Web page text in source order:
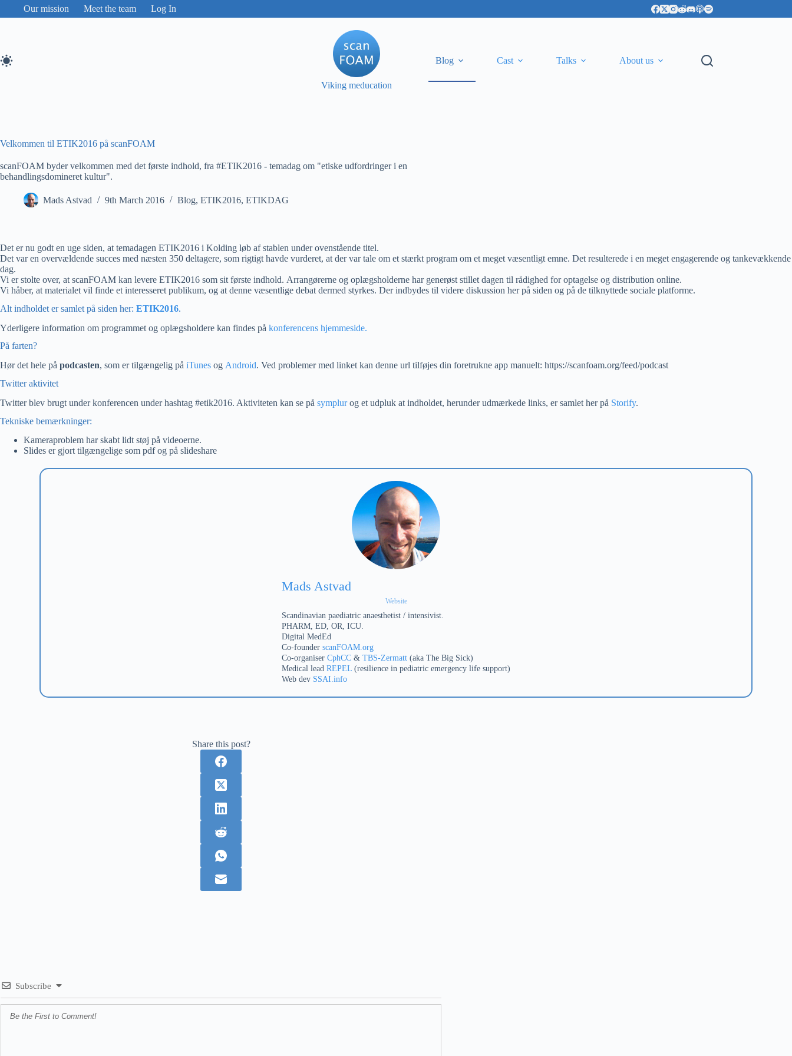
Our mission Meet the team Log In
Viking meducation
Blog Cast Talks About us
Velkommen til ETIK2016 på scanFOAM
scanFOAM byder velkommen med det første indhold, fra #ETIK2016 - temadag om "etiske udfordringer i en
behandlingsdomineret kultur".
Mads Astvad 9th March 2016 Blog, ETIK2016, ETIKDAG
Det er nu godt en uge siden, at temadagen ETIK2016 i Kolding løb af stablen under ovenstående titel.
Det var en overvældende succes med næsten 350 deltagere, som rigtigt havde vurderet, at der var tale om et stærkt program om et meget væsentligt emne. Det resulterede i en meget engagerende og tankevækkende
dag.
Vi er stolte over, at scanFOAM kan levere ETIK2016 som sit første indhold. Arrangørerne og oplægsholderne har generøst stillet dagen til rådighed for optagelse og distribution online.
Vi håber, at materialet vil finde et interesseret publikum, og at denne væsentlige debat dermed styrkes. Der indbydes til videre diskussion her på siden og på de tilknyttede sociale platforme.
Alt indholdet er samlet på siden her: ETIK2016.
Yderligere information om programmet og oplægsholdere kan findes på konferencens hjemmeside.
På farten?
Hør det hele på podcasten, som er tilgængelig på iTunes og Android. Ved problemer med linket kan denne url tilføjes din foretrukne app manuelt: https://scanfoam.org/feed/podcast
Twitter aktivitet
Twitter blev brugt under konferencen under hashtag #etik2016. Aktiviteten kan se på symplurog et udpluk at indholdet, herunder udmærkede links, er samlet her på Storify.
Tekniske bemærkninger:
Kameraproblem har skabt lidt støj på videoerne.
Slides er gjort tilgængelige som pdf og på slideshare
Mads Astvad
Website
Scandinavian paediatric anaesthetist / intensivist.
PHARM, ED, OR, ICU.
Digital MedEd
Co-founder scanFOAM.org
Co-organiser CphCC & TBS-Zermatt (aka The Big Sick)
Medical lead REPEL (resilience in pediatric emergency life support)
Web dev SSAI.info
Share this post?
Subscribe